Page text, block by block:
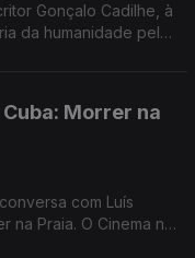
Gonçalo Cadilhe, à
da humanidade pela
Morrer na
com Luís
na Praia. O Cinema n'A